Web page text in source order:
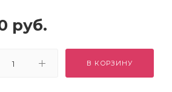
руб.
В КОРЗИНУ